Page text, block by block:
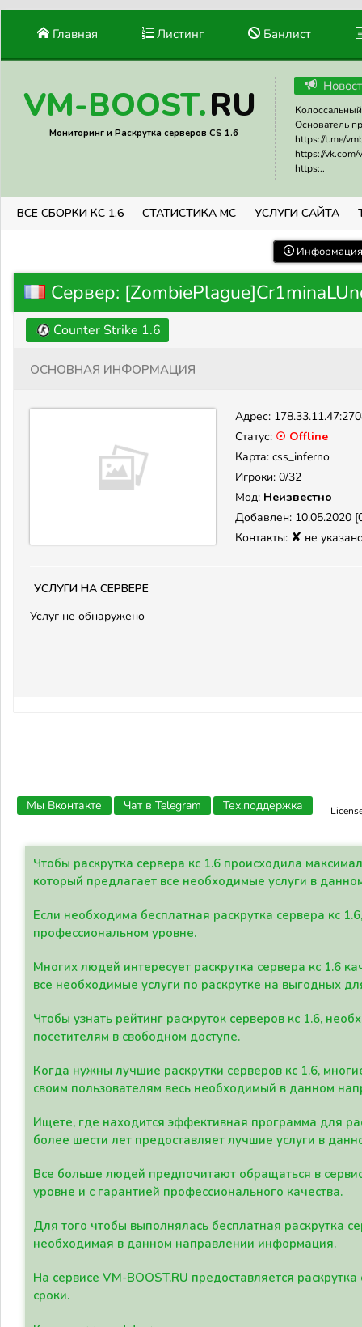
Главная Листинг Банлист
VM-BOOST.RU
Мониторинг и Раскрутка серверов CS 1.6
Основатель
https://t.me/
https://vk.com/
https:..
ВСЕ СБОРКИ КС 1.6 СТАТИСТИКА МС УСЛУГИ САЙТА
Сервер:
Counter Strike 1.6
Основная информация
Адрес:
Статус: ☉ Offline
Карта: css_inferno
Игроки: 0/32
Мод: Неизвестно
Добавлен: 10.05.2020
Контакты: ✘ не
Услуги на сервере
Услуг не обнаружено
Мы Вконтакте Чат в Telegram Тех.поддержка
Чтобы раскрутка сервера кс 1.6 происходила
который предлагает все необходимые услуги в
Если необходима бесплатная раскрутка сервера кс
профессиональном уровне.
Многих людей интересует раскрутка сервера кс 1.6
все необходимые услуги по раскрутке на выгодных
Чтобы узнать рейтинг раскруток серверов кс 1.6,
посетителям в свободном доступе.
Когда нужны лучшие раскрутки серверов кс 1.6,
своим пользователям весь необходимый в данном
Ищете, где находится эффективная программа для
более шести лет предоставляет лучшие услуги в
Все больше людей предпочитают обращаться в
уровне и с гарантией профессионального качества.
Для того чтобы выполнялась бесплатная раскрутка
необходимая в данном направлении информация.
На сервисе VM-BOOST.RU предоставляется
сроки.